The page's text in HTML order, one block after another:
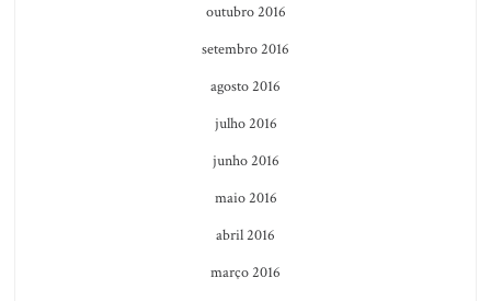
outubro 2016
setembro 2016
agosto 2016
julho 2016
junho 2016
maio 2016
abril 2016
março 2016